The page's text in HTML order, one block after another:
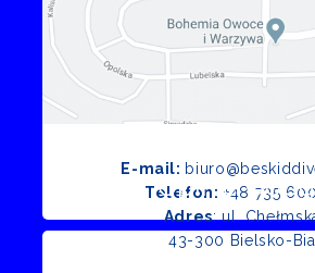
E-mail:
Telefon: +48 735
Adres: ul.
43-300 Bielsko-
Opinie